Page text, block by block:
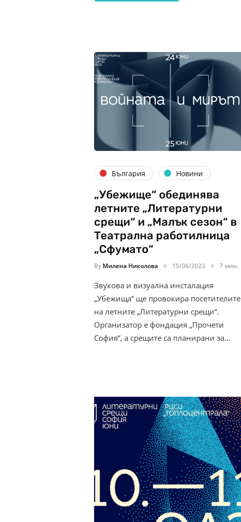
България Новини
„Убежище“ обединява
летните „Литературни
срещи“ и „Малък сезон“ в
Театрална работилница
„Сфумато“
By Милена Николова 15/06/2023 7 мин.
Звукова и визуална инсталация
„Убежища“ ще провокира посетителите
на летните „Литературни срещи“.
Организатор е фондация „Прочети
София“, а срещите са планирани за…